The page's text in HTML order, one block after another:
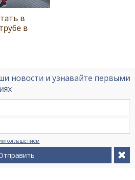
в
в
новости и узнавайте первыми
соглашением